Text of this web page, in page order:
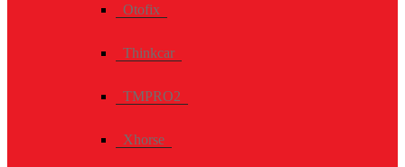
Otofix
Thinkcar
TMPRO2
Xhorse